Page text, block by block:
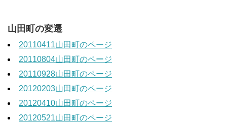
山田町の変遷
20110411山田町のページ
20110804山田町のページ
20110928山田町のページ
20120203山田町のページ
20120410山田町のページ
20120521山田町のページ